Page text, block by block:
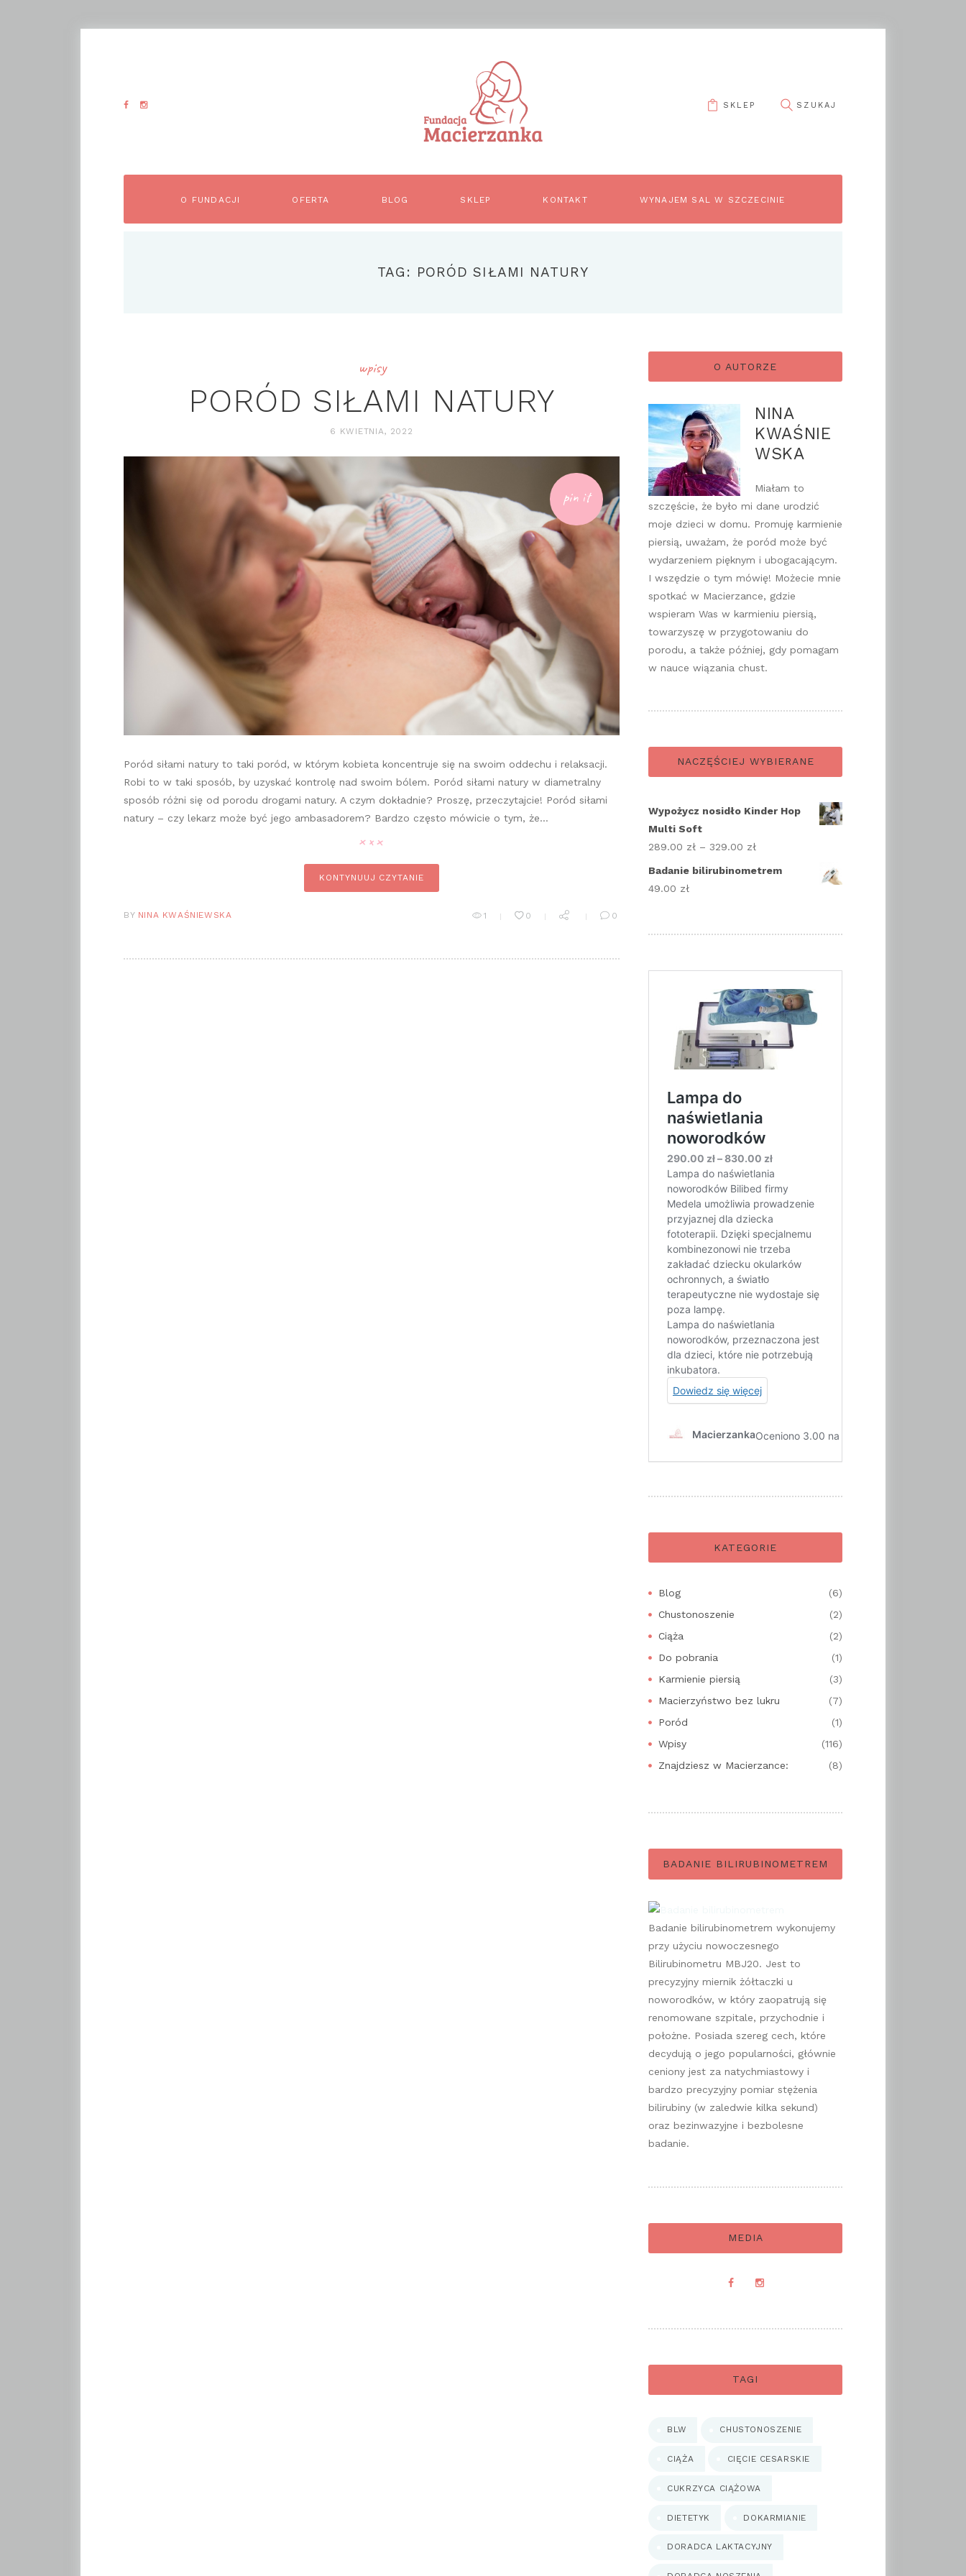
SKLEP
O FUNDACJI OFERTA BLOG SKLEP KONTAKT WYNAJEM SAL W SZCZECINIE
TAG: PORÓD SIŁAMI NATURY
wpisy
PORÓD SIŁAMI NATURY
6 KWIETNIA, 2022
pin it
Poród siłami natury to taki poród, w którym kobieta koncentruje się na swoim oddechu i relaksacji.
Robi to w taki sposób, by uzyskać kontrolę nad swoim bólem. Poród siłami natury w diametralny
sposób różni się od porodu drogami natury. A czym dokładnie? Proszę, przeczytajcie! Poród siłami
natury – czy lekarz może być jego ambasadorem? Bardzo często mówicie o tym, że…
KONTYNUUJ CZYTANIE
BY NINA KWAŚNIEWSKA 1 0 0
O AUTORZE
NINA
KWAŚNIE
WSKA
Miałam to
szczęście, że było mi dane urodzić
moje dzieci w domu. Promuję karmienie
piersią, uważam, że poród może być
wydarzeniem pięknym i ubogacającym.
I wszędzie o tym mówię! Możecie mnie
spotkać w Macierzance, gdzie
wspieram Was w karmieniu piersią,
towarzyszę w przygotowaniu do
porodu, a także później, gdy pomagam
w nauce wiązania chust.
NACZĘŚCIEJ WYBIERANE
Wypożycz nosidło Kinder Hop
Multi Soft
289.00 zł – 329.00 zł
329.00 zł
Badanie bilirubinometrem
49.00 zł
KATEGORIE
Blog
(6)
Chustonoszenie
(2)
Ciąża
(2)
Do pobrania
(1)
Karmienie piersią
(3)
Macierzyństwo bez lukru
(7)
Poród
(1)
Wpisy
(116)
Znajdziesz w Macierzance:
(8)
BADANIE BILIRUBINOMETREM
Badanie bilirubinometrem wykonujemy
przy użyciu nowoczesnego
Bilirubinometru MBJ20. Jest to
precyzyjny miernik żółtaczki u
noworodków, w który zaopatrują się
renomowane szpitale, przychodnie i
położne. Posiada szereg cech, które
decydują o jego popularności, głównie
ceniony jest za natychmiastowy i
bardzo precyzyjny pomiar stężenia
bilirubiny (w zaledwie kilka sekund)
oraz bezinwazyjne i bezbolesne
badanie.
MEDIA
TAGI
BLW CHUSTONOSZENIE
CIĄŻA CIĘCIE CESARSKIE
CUKRZYCA CIĄŻOWA
DIETETYK DOKARMIANIE
DORADCA LAKTACYJNY